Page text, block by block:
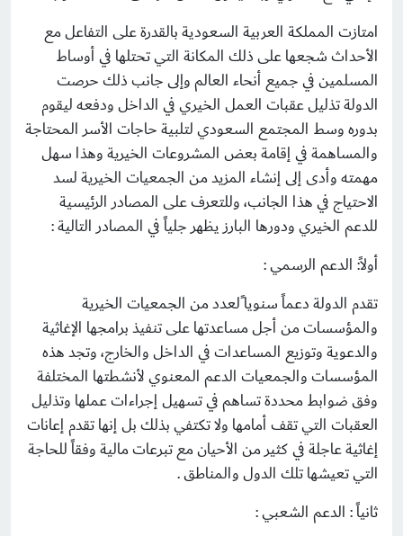
امتازت المملكة العربية السعودية بالقدرة على التفاعل مع
الأحداث شجعها على ذلك المكانة التي تحتلها في أوساط
المسلمين في جميع أنحاء العالم وإلى جانب ذلك حرصت
الدولة تذليل عقبات العمل الخيري في الداخل ودفعه ليقوم
بدوره وسط المجتمع السعودي لتلبية حاجات الأسر المحتاجة
والمساهمة في إقامة بعض المشروعات الخيرية وهذا سهل
مهمته وأدى إلى إنشاء المزيد من الجمعيات الخيرية لسد
الاحتياج في هذا الجانب، وللتعرف على المصادر الرئيسية
للدعم الخيري ودورها البارز يظهر جلياً في المصادر التالية :
أولاً: الدعم الرسمي :
تقدم الدولة دعماً سنويا ًلعدد من الجمعيات الخيرية
والمؤسسات من أجل مساعدتها على تنفيذ برامجها الإغاثية
والدعوية وتوزيع المساعدات في الداخل والخارج، وتجد هذه
المؤسسات والجمعيات الدعم المعنوي لأنشطتها المختلفة
وفق ضوابط محددة تساهم في تسهيل إجراءات عملها وتذليل
العقبات التي تقف أمامها ولا تكتفي بذلك بل إنها تقدم إعانات
إغاثية عاجلة في كثير من الأحيان مع تبرعات مالية وفقاً للحاجة
التي تعيشها تلك الدول والمناطق .
ثانياً : الدعم الشعبي :